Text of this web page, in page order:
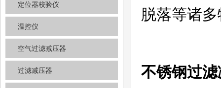
定位器校验仪
温控仪
空气过滤减压器
过滤减压器
脱落等诸
不锈钢过